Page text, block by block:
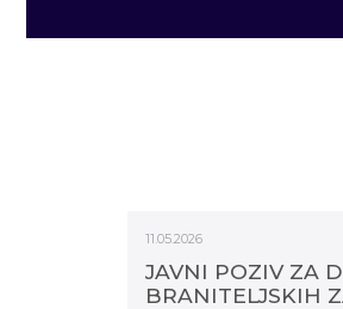
11.05.2026
JAVNI POZIV ZA
BRANITELJSKIH